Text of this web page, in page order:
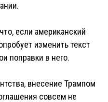
если американский
изменить текст
поправки в него.
внесение Трампом
совсем не